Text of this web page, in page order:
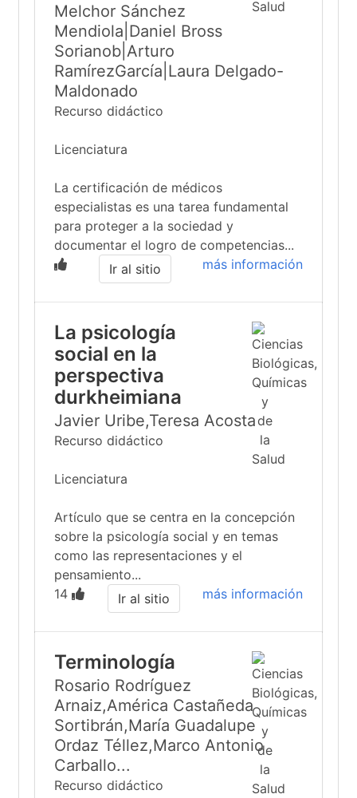
Melchor Sánchez
Mendiola|Daniel Bross
Sorianob|Arturo
RamírezGarcía|Laura Delgado-
Maldonado
Recurso didáctico
Licenciatura
La certificación de médicos
especialistas es una tarea fundamental
para proteger a la sociedad y
documentar el logro de competencias...
más información
Ir al sitio
La psicología
social en la
perspectiva
durkheimiana
Javier Uribe,Teresa Acosta
Recurso didáctico
Licenciatura
Artículo que se centra en la concepción
sobre la psicología social y en temas
como las representaciones y el
pensamiento...
14
más información
Ir al sitio
Terminología
Rosario Rodríguez
Arnaiz,América Castañeda
Sortibrán,María Guadalupe
Ordaz Téllez,Marco Antonio
Carballo...
Recurso didáctico